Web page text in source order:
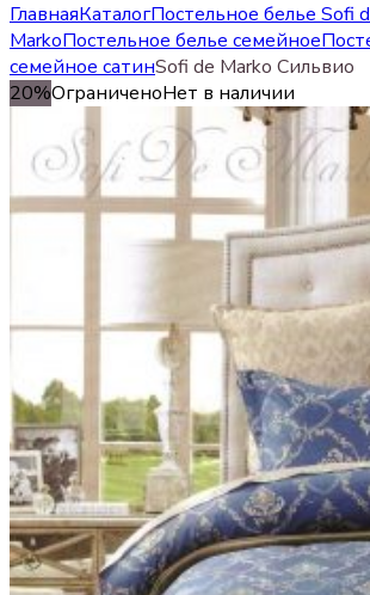
ГлавнаяКаталогПостельное белье Sofi
MarkoПостельное белье семейное
семейное сатинSofi de Marko Сильвио
20%ОграниченоНет в наличии